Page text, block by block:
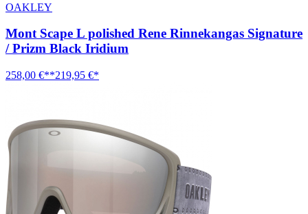
OAKLEY
Mont Scape L polished Rene Rinnekangas Signature
/ Prizm Black Iridium
258,00 €**219,95 €*